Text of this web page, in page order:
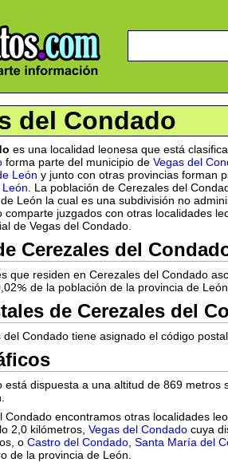
del Condado
es una localidad leonesa que está
forma parte del municipio de Vegas del
León y junto con otras provincias forman
. La población de Cerezales del
León la cual es una subdivisión no
comparte juzgados con otras localidades
de Vegas del Condado.
Cerezales del
que residen en Cerezales del Condado
de la población de la provincia de
de Cerezales del
del Condado tiene asignado el código
está dispuesta a una altitud de 869 metros
Condado encontramos otras localidades
2,0 kilómetros, Vegas del Condado cuya
o Castro del Condado Santa María del
de la provincia de León.